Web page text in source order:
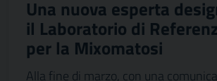
Una nuova esperta
il Laboratorio di
per la Mixomatosi
Alla fine di marzo, con una